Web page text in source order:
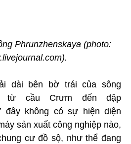
Phrunzhenskaya (photo:
dài bên bờ trái của sông
từ cầu Crưm đến đập
đây không có sự hiện diện
sản xuất công nghiệp nào,
cư đồ sộ, như thể đang